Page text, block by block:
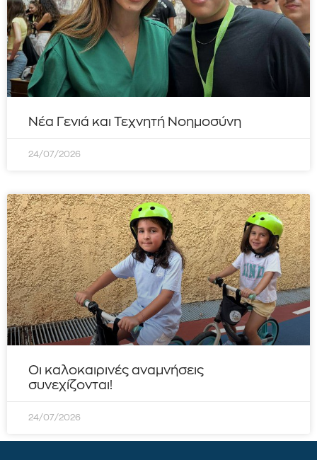
Νέα Γενιά και Τεχνητή Νοημοσύνη
24/07/2026
Οι καλοκαιρινές αναμνήσεις
συνεχίζονται!
24/07/2026